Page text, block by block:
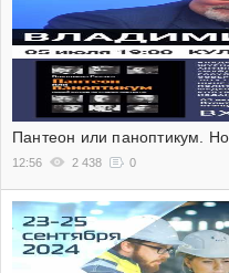
Пантеон или паноптикум.
12:56 2 438 0